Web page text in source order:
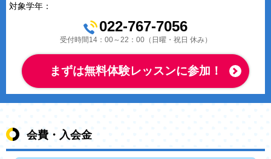
対象学年：
022-767-7056
受付時間14：00～22：00（日曜・祝日 休み）
まずは無料体験レッスンに参加！
会費・入会金